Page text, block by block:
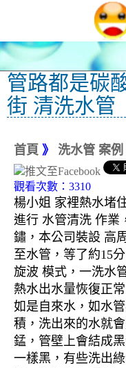
管路都是碳
街 清洗水管
首頁 》 洗水管 案例
觀看次數：3310
楊小姐 家裡熱水堵
進行 水管清洗 作業
鏽，本公司裝設 高
至水管，等了約15
旋波 模式，一洗水
熱水出水量恢復正常
如是自來水，如水
積，洗出來的水就
錳，管壁上會結成
一樣黑，有些洗出